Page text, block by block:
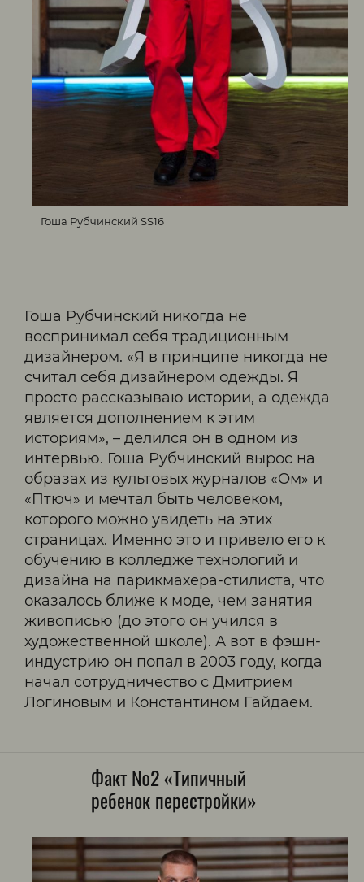
Гоша Рубчинский SS16
Гоша Рубчинский никогда не
воспринимал себя традиционным
дизайнером. «Я в принципе никогда не
считал себя дизайнером одежды. Я
просто рассказываю истории, а одежда
является дополнением к этим
историям», – делился он в одном из
интервью. Гоша Рубчинский вырос на
образах из культовых журналов «Ом» и
«Птюч» и мечтал быть человеком,
которого можно увидеть на этих
страницах. Именно это и привело его к
обучению в колледже технологий и
дизайна на парикмахера-стилиста, что
оказалось ближе к моде, чем занятия
живописью (до этого он учился в
художественной школе). А вот в фэшн-
индустрию он попал в 2003 году, когда
начал сотрудничество с Дмитрием
Логиновым и Константином Гайдаем.
Факт №2 «Типичный
ребенок перестройки»